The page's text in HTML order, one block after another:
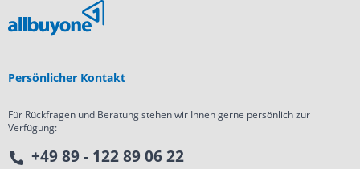
Persönlicher Kontakt
Für Rückfragen und Beratung stehen wir Ihnen gerne persönlich zur
Verfügung:
+49 89 - 122 89 06 22